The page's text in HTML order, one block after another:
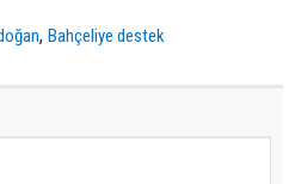
,Bahçeliye destek